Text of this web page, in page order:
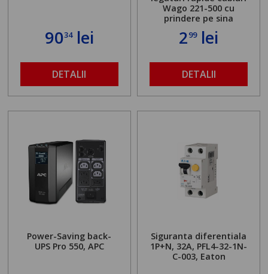
9034lei
DETALII
Wago 221-500 cu
prindere pe sina
299lei
DETALII
Power-Saving back-
UPS Pro 550, APC
Siguranta diferentiala
1P+N, 32A, PFL4-32-1N-
C-003, Eaton